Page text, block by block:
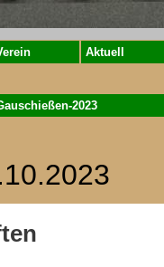
Aktuell
2023